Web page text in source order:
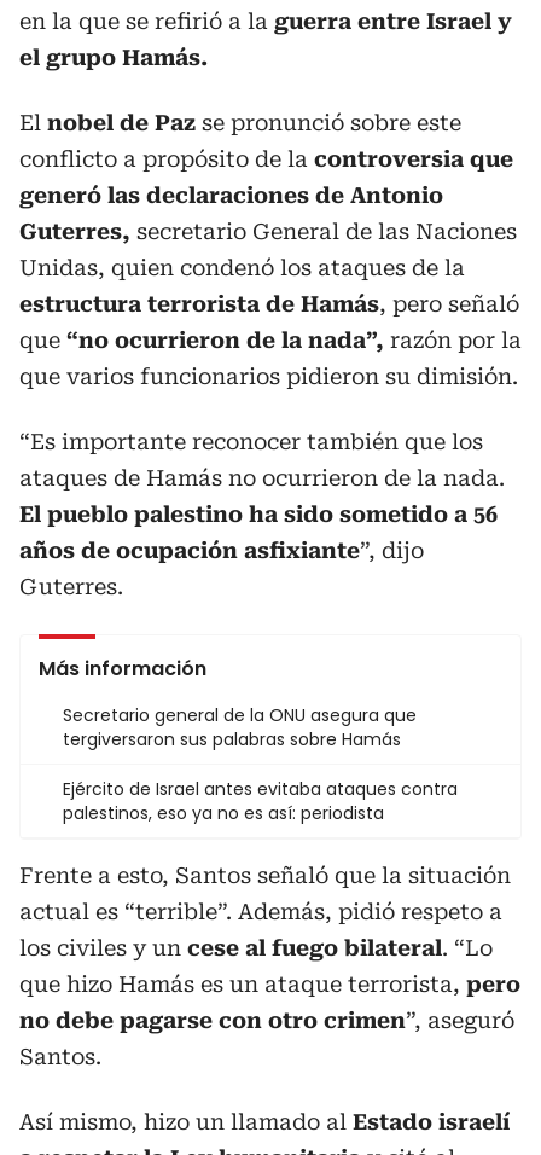
en la que se refirió a la guerra entre Israel y
el grupo Hamás.
El nobel de Paz se pronunció sobre este
conflicto a propósito de la controversia que
generó las declaraciones de Antonio
Guterres, secretario General de las Naciones
Unidas, quien condenó los ataques de la
estructura terrorista de Hamás, pero señaló
que “no ocurrieron de la nada”, razón por la
que varios funcionarios pidieron su dimisión.
“Es importante reconocer también que los
ataques de Hamás no ocurrieron de la nada.
El pueblo palestino ha sido sometido a 56
años de ocupación asfixiante”, dijo
Guterres.
Más información
Secretario general de la ONU asegura que
tergiversaron sus palabras sobre Hamás
Ejército de Israel antes evitaba ataques contra
palestinos, eso ya no es así: periodista
Frente a esto, Santos señaló que la situación
actual es “terrible”. Además, pidió respeto a
los civiles y un cese al fuego bilateral. “Lo
que hizo Hamás es un ataque terrorista, pero
no debe pagarse con otro crimen”, aseguró
Santos.
Así mismo, hizo un llamado al Estado israelí